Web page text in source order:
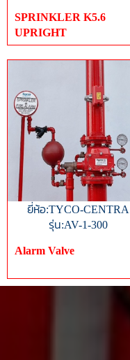
SPRINKLER K5.6
UPRIGHT
ยี่ห้อ:TYCO-CENTRA
รุ่น:AV-1-300
Alarm Valve